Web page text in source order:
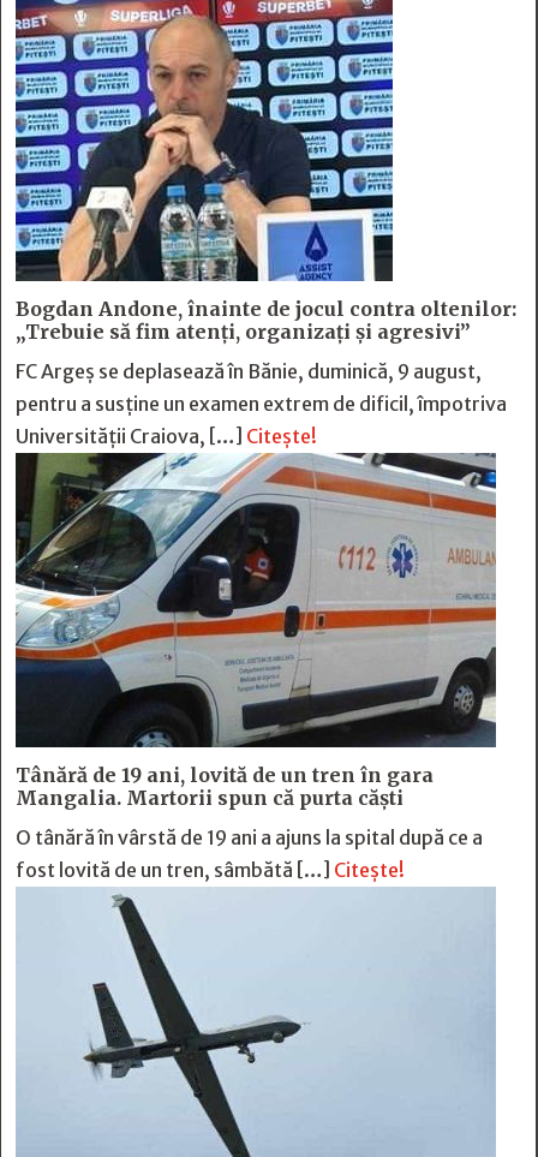
Bogdan Andone, înainte de jocul contra oltenilor:
„Trebuie să fim atenți, organizați și agresivi”
FC Argeș se deplasează în Bănie, duminică, 9 august,
pentru a susține un examen extrem de dificil, împotriva
Universității Craiova, […] Citește!
Tânără de 19 ani, lovită de un tren în gara
Mangalia. Martorii spun că purta căști
O tânără în vârstă de 19 ani a ajuns la spital după ce a
fost lovită de un tren, sâmbătă […] Citește!